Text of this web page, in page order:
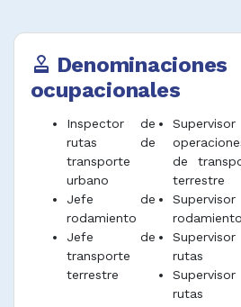
approval Denominaciones
ocupacionales
Inspector de
rutas de
transporte
urbano
Jefe de
rodamiento
Jefe de
transporte
terrestre
de
terrestre
rodamiento
rutas
rutas